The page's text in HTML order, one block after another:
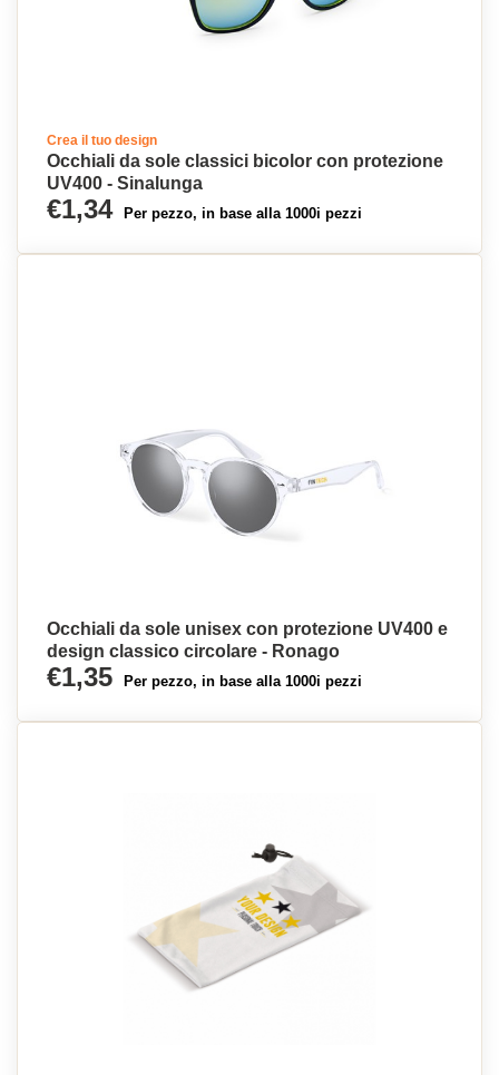
Crea il tuo design
Occhiali da sole classici bicolor con protezione
UV400 - Sinalunga
€1,34 Per pezzo, in base alla 1000i pezzi
Occhiali da sole unisex con protezione UV400 e
design classico circolare - Ronago
€1,35 Per pezzo, in base alla 1000i pezzi